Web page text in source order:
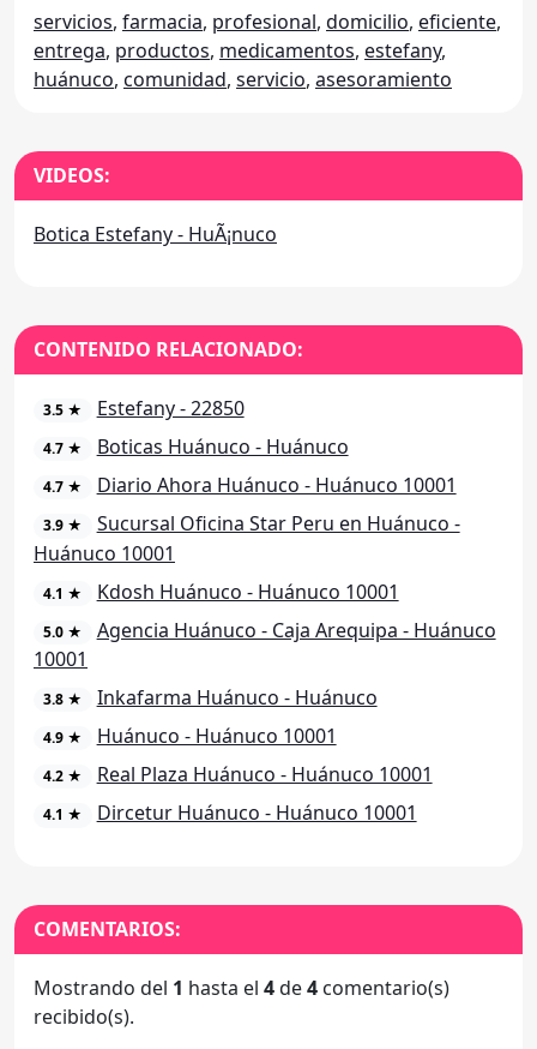
servicios, farmacia, profesional, domicilio, eficiente,
entrega, productos, medicamentos, estefany,
huánuco, comunidad, servicio, asesoramiento
VIDEOS:
Botica Estefany - HuÃ¡nuco
CONTENIDO RELACIONADO:
3.5 ★ Estefany - 22850
4.7 ★ Boticas Huánuco - Huánuco
4.7 ★ Diario Ahora Huánuco - Huánuco 10001
3.9 ★
Sucursal Oficina Star Peru en Huánuco -
Huánuco 10001
4.1 ★ Kdosh Huánuco - Huánuco 10001
5.0 ★
Agencia Huánuco - Caja Arequipa - Huánuco
10001
3.8 ★ Inkafarma Huánuco - Huánuco
4.9 ★ Huánuco - Huánuco 10001
4.2 ★ Real Plaza Huánuco - Huánuco 10001
4.1 ★ Dircetur Huánuco - Huánuco 10001
COMENTARIOS:
Mostrando del 1 hasta el 4de4 comentario(s)
recibido(s).